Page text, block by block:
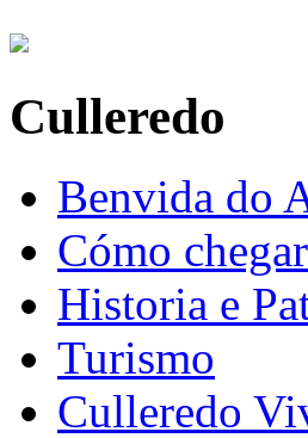
Culleredo
Benvida do
Cómo chegar
Historia e
Turismo
Culleredo